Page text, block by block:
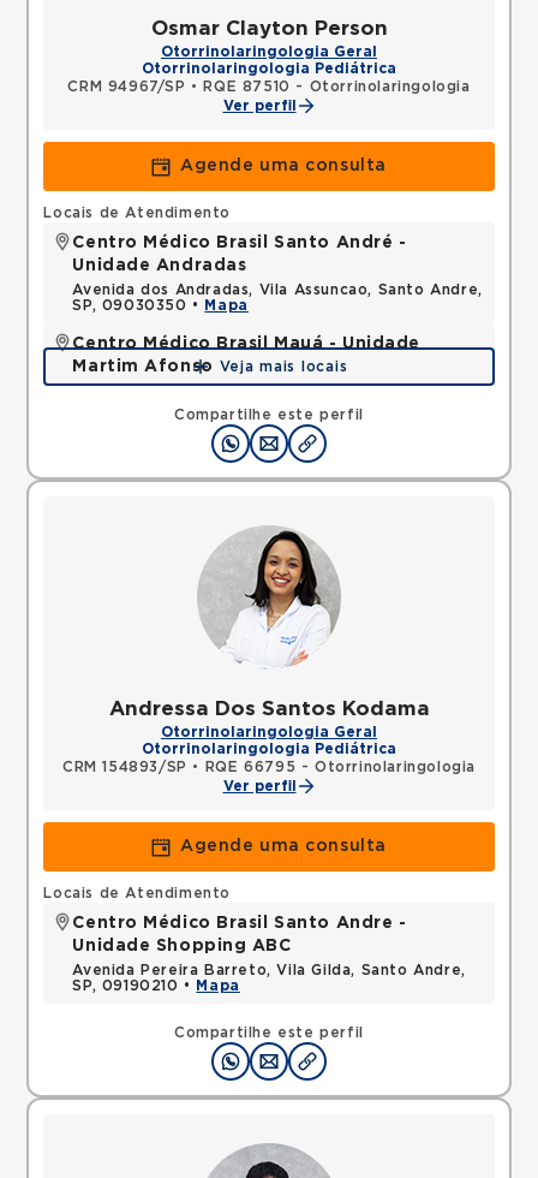
Osmar Clayton Person
Otorrinolaringologia Geral
Otorrinolaringologia Pediátrica
CRM 94967/SP •
RQE 87510 - Otorrinolaringologia
Ver perfil
Agende uma consulta
Compartilhe este perfil
Locais de Atendimento
Centro Médico Brasil Santo André -
Unidade Andradas
Avenida dos Andradas, Vila Assuncao, Santo Andre,
SP, 09030350 •
Mapa
Centro Médico Brasil Mauá - Unidade
Martim Afonso
Rua Martim Afonso, Vila Bocaina, Maua, SP,
Mapa
Veja mais locais
Andressa Dos Santos Kodama
Otorrinolaringologia Geral
Otorrinolaringologia Pediátrica
CRM 154893/SP •
RQE 66795 - Otorrinolaringologia
Ver perfil
Agende uma consulta
Compartilhe este perfil
Locais de Atendimento
Centro Médico Brasil Santo Andre -
Unidade Shopping ABC
Avenida Pereira Barreto, Vila Gilda, Santo Andre,
SP, 09190210 •
Mapa